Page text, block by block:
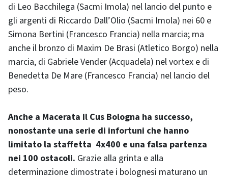
di Leo Bacchilega (Sacmi Imola) nel lancio del punto e
gli argenti di Riccardo Dall’Olio (Sacmi Imola) nei 60 e
Simona Bertini (Francesco Francia) nella marcia; ma
anche il bronzo di Maxim De Brasi (Atletico Borgo) nella
marcia, di Gabriele Vender (Acquadela) nel vortex e di
Benedetta De Mare (Francesco Francia) nel lancio del
peso.
Anche a Macerata il Cus Bologna ha successo,
nonostante una serie di infortuni che hanno
limitato la staffetta 4x400 e una falsa partenza
nei 100 ostacoli. Grazie alla grinta e alla
determinazione dimostrate i bolognesi maturano un